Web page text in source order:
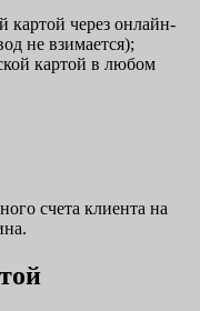
картой через онлайн-
не взимается);
картой в любом
счета клиента на